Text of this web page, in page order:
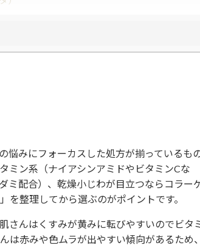
悩みにフォーカスした処方が揃っているも
ミン系（ナイアシンアミドやビタミンCな
ミ配合）、乾燥小じわが目立つならコラー
を整理してから選ぶのがポイントです。
さんはくすみが黄みに転びやすいのでビタ
は赤みや色ムラが出やすい傾向があるため、